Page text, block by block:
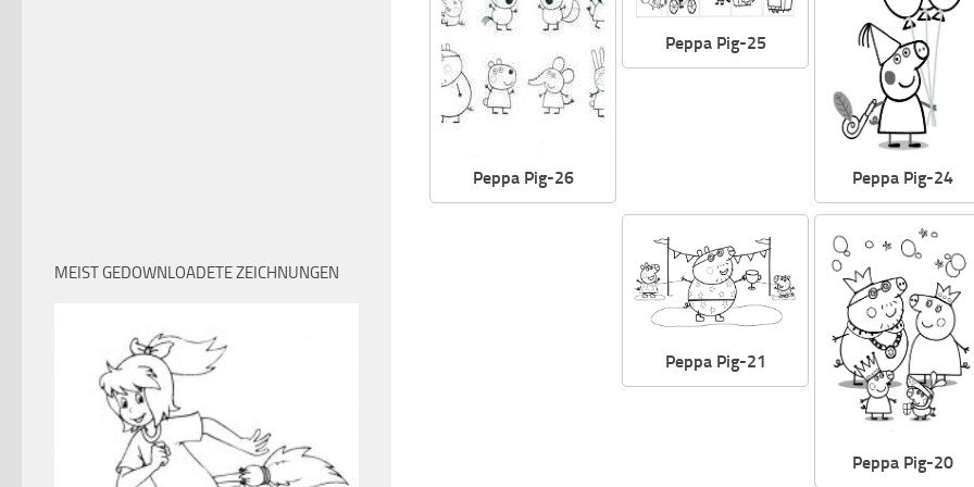
Peppa Pig-26
Peppa Pig-25
Peppa Pig-24
Peppa Pig-21
Peppa Pig-20
MEIST GEDOWNLOADETE ZEICHNUNGEN